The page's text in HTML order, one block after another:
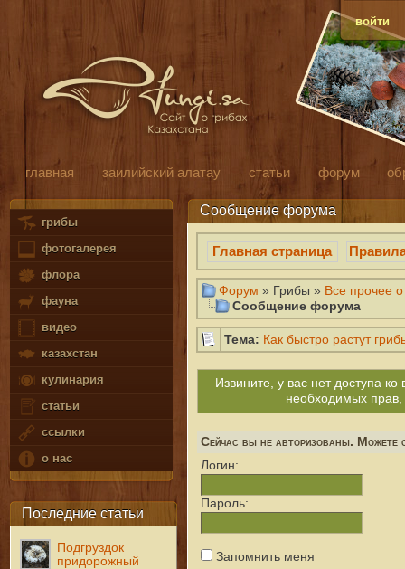
войти
главная заилийский алатау статьи форум
грибы
фотогалерея
флора
фауна
видео
казахстан
кулинария
статьи
ссылки
о нас
Последние статьи
Подгруздок
придорожный
Сообщение форума
Главная страница
Форум » Грибы » Все прочее о
Сообщение форума
Тема: Как быстро растут
Извините, у вас нет доступа
необходимых прав,
Сейчас вы не авторизованы. Можете
Логин:
Пароль:
Запомнить меня